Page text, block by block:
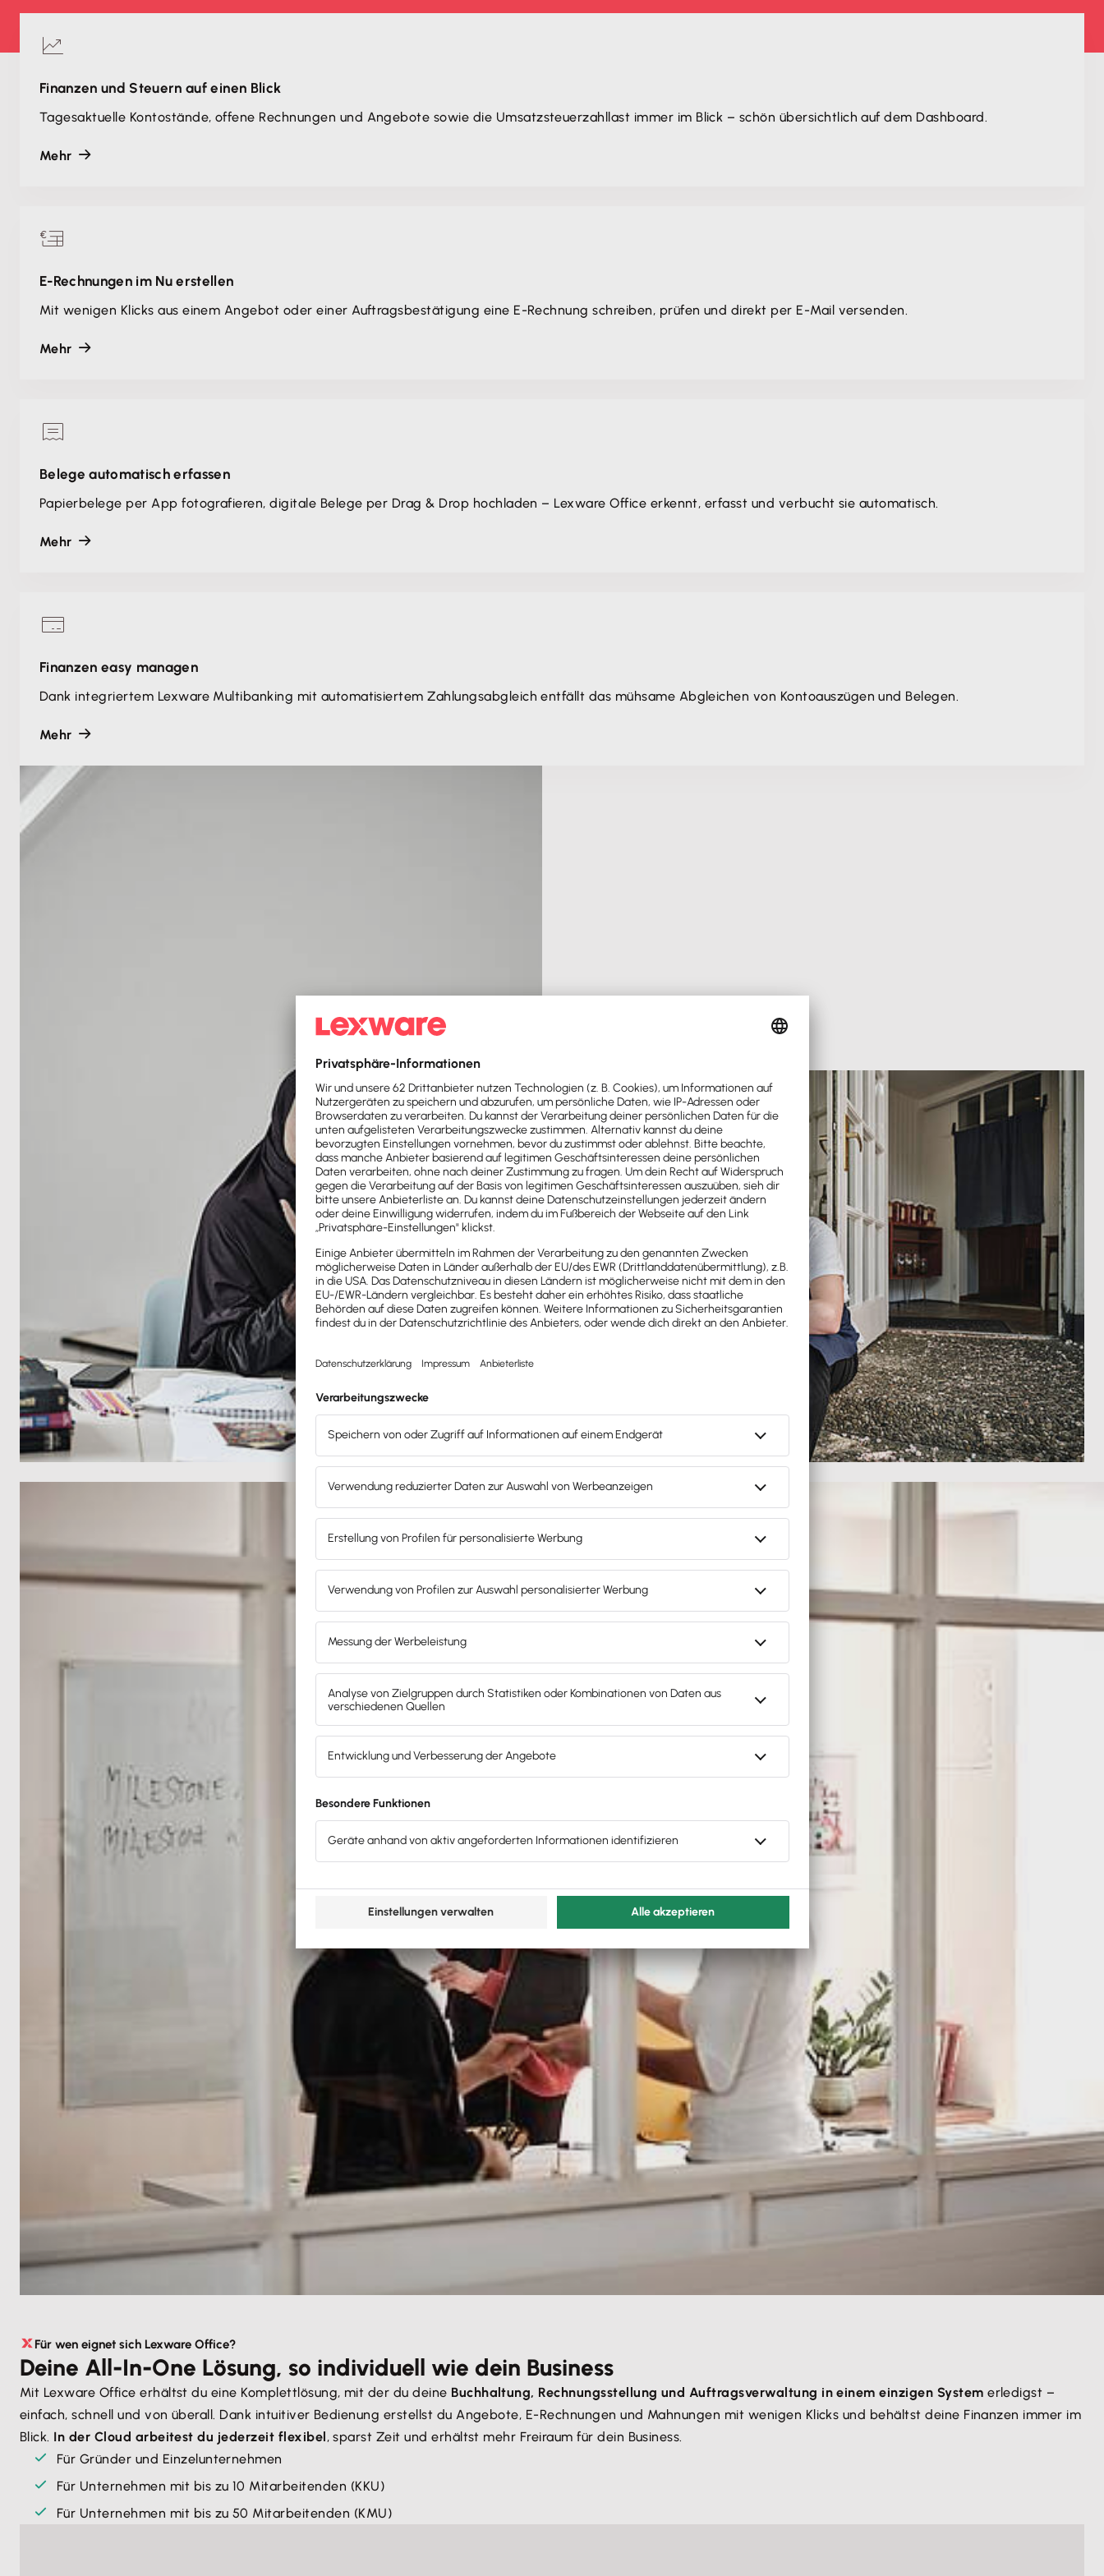
Finanzen und Steuern auf einen Blick
Tagesaktuelle Kontostände, offene Rechnungen und Angebote sowie die Umsatzsteuerzahllast immer im Blick – schön übersichtlich auf dem Dashboard.
Mehr
E-Rechnungen im Nu erstellen
Mit wenigen Klicks aus einem Angebot oder einer Auftragsbestätigung eine E-Rechnung schreiben, prüfen und direkt per E-Mail versenden.
Mehr
Belege automatisch erfassen
Papierbelege per App fotografieren, digitale Belege per Drag & Drop hochladen – Lexware Office erkennt, erfasst und verbucht sie automatisch.
Mehr
Finanzen easy managen
Dank integriertem Lexware Multibanking mit automatisiertem Zahlungsabgleich entfällt das mühsame Abgleichen von Kontoauszügen und Belegen.
Mehr
Für wen eignet sich Lexware Office?
Deine All-In-One Lösung, so individuell wie dein Business
Mit Lexware Office erhältst du eine Komplettlösung, mit der du deine Buchhaltung, Rechnungsstellung und Auftragsverwaltung in einem einzigen System erledigst –
einfach, schnell und von überall. Dank intuitiver Bedienung erstellst du Angebote, E-Rechnungen und Mahnungen mit wenigen Klicks und behältst deine Finanzen immer im
Blick. In der Cloud arbeitest du jederzeit flexibel , sparst Zeit und erhältst mehr Freiraum für dein Business.
Für Gründer und Einzelunternehmen
Für Unternehmen mit bis zu 10 Mitarbeitenden (KKU)
Für Unternehmen mit bis zu 50 Mitarbeitenden (KMU)